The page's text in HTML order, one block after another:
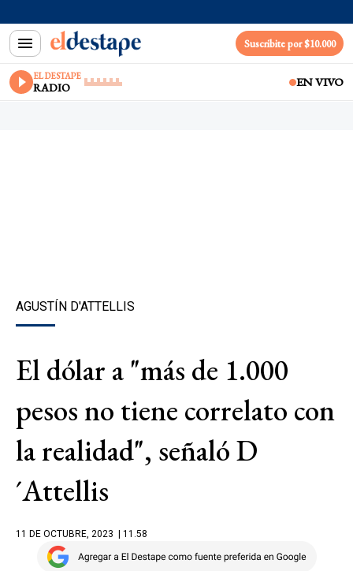
Suscribite por $10.000
EL DESTAPE
RADIO EN VIVO
AGUSTÍN D'ATTELLIS
El dólar a "más de 1.000
pesos no tiene correlato con
la realidad", señaló D
´Attellis
11 DE OCTUBRE, 2023 | 11.58